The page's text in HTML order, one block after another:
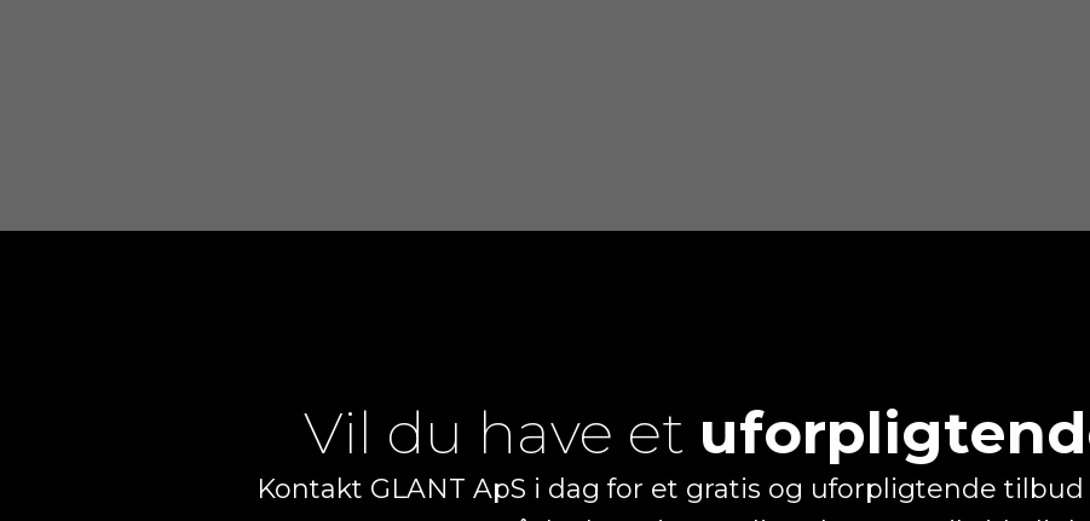
Vil du have et
​Kontakt GLANT ApS i dag for et gratis og ​uforpligtende